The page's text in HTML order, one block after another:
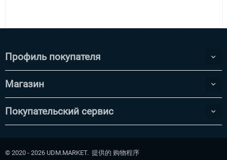
Профиль покупателя
Магазин
Покупательский сервис
© 2020 - 2026 UDM.MARKET. 提供的 购物程序